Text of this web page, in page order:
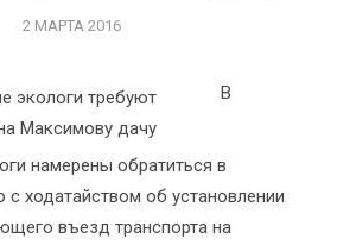
2 МАРТА 2016
В
намерены обратиться в
с ходатайством об установлении
въезд транспорта на